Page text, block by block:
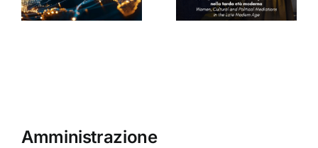
nella tarda
Sinclair
Amministrazione